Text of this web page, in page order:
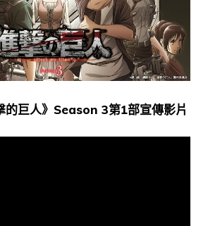
的巨人》Season 3第1部宣傳影片